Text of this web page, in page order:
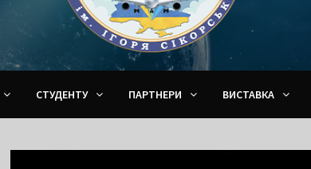
СТУДЕНТУ ПАРТНЕРИ ВИСТАВКА